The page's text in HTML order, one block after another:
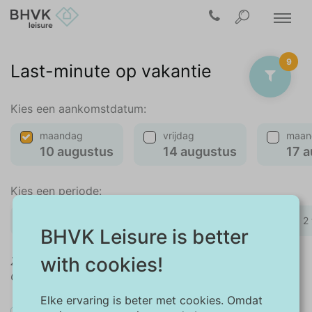
BHVK Leisure is better
with cookies!
Elke ervaring is beter met cookies. Omdat
9
Last-minute op vakantie
Kies een aankomstdatum:
maandag
10 augustus
vrijdag
14 augustus 17
Kies een periode:
2
Zoekt u een andere aankomstdatum of periode?
Gebruik dan de kalender in het filtermenu.